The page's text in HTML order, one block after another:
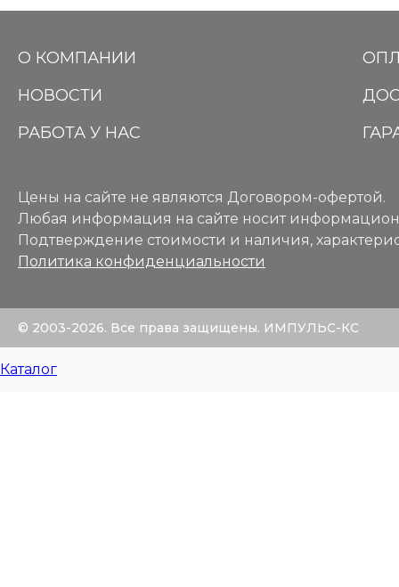
О КОМПАНИИ
НОВОСТИ
РАБОТА У НАС
Цены на сайте не являются Договором-офертой.
Любая информация на сайте носит
Подтверждение стоимости и наличия,
Политика конфиденциальности
© 2003-2026. Все права защищены. ИМПУЛЬС-КС
Каталог